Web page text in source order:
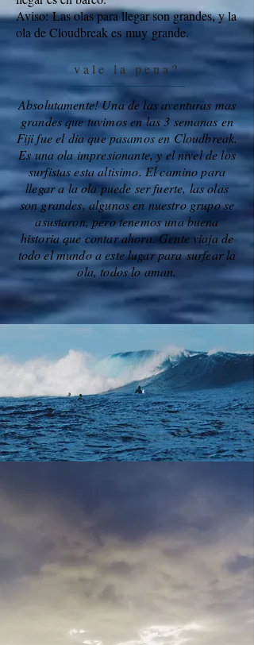
Aviso: Las olas para llegar son grandes, y la
ola de Cloudbreak es muy grande.
vale la pena?
Absolutamente! Una de las aventuras mas
grandes que tuvimos en las 3 semanas en
Fiji fue el dia que pasamos en Cloudbreak.
Es una ola impresionante, y el nivel de los
surfistas esta altisimo. El camino para
llegar a la ola puede ser fuerte, las olas
son grandes, algunos en nuestro grupo se
asustaron, pero tenemos una buena
historia que contar ahora. Gente viaja de
todo el mundo a este lugar para surfear la
ola, todos lo aman.